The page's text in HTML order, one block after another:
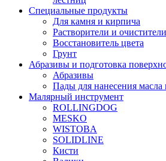
Специальные продукты
Для камня и кирпича
Растворители и очистители
Восстановитель цвета
Грунт
Абразивы и подготовка
Абразивы
Пады для нанесения масла
Малярный инструмент
ROLLINGDOG
MESKO
WISTOBA
SOLIDLINE
Кисти